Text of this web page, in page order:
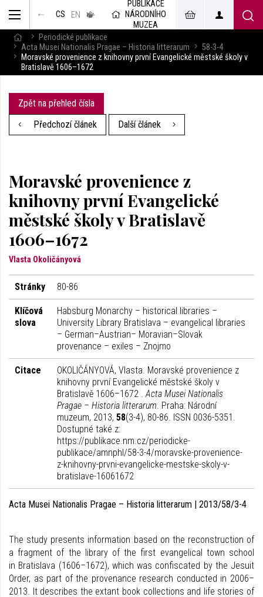
CS EN
v českém
jazyce
PUBLIKACE
NÁRODNÍHO
MUZEA
Periodické publikace
Acta Musei Nationalis Pragae – Historia litterarum
58-3-4
Moravské provenience z knihovny první Evangelické městské školy v
Bratislavě 1606–1672
Zpět na přehled čísla
Předchozí článek
Další článek
Moravské provenience z
knihovny první Evangelické
městské školy v Bratislavě
1606–1672
Vlasta Okoličányová
Stránky 80-86
Klíčová
slova
Habsburg Monarchy – historical libraries –
University Library Bratislava – evangelical libraries
– German–Austrian– Moravian–Slovak
provenance – exiles – Znojmo
Citace
OKOLIČÁNYOVÁ, Vlasta. Moravské provenience z
knihovny první Evangelické městské školy v
Bratislavě 1606–1672 .Acta Musei Nationalis
Pragae – Historia litterarum. Praha: Národní
muzeum, 2013, 58(3-4), 80-86. ISSN 0036-5351.
Dostupné také z:
https://publikace.nm.cz/periodicke-
publikace/amnphl/58-3-4/moravske-provenience-
z-knihovny-prvni-evangelicke-mestske-skoly-v-
bratislave-16061672
Acta Musei Nationalis Pragae – Historia litterarum | 2013/58/3-4
The study presents information based on the reconstruction of
a fragment of the library of the first evangelical town school
in Bratislava (1606–1672), which was confiscated by the Jesuit
Order, as part of the provenance research conducted in 2006–
2013. It describes the extant book collections and life stories of